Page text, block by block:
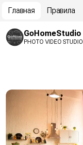
Главная Правила
GoHomeStudio
PHOTO VIDEO STUDIO